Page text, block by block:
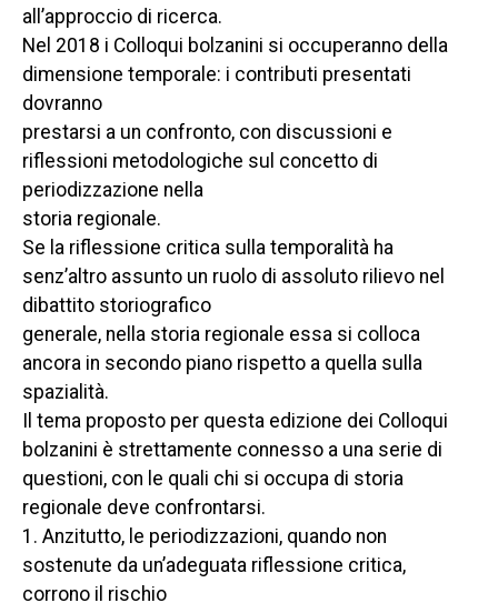
all’approccio di ricerca.
Nel 2018 i Colloqui bolzanini si occuperanno della
dimensione temporale: i contributi presentati
dovranno
prestarsi a un confronto, con discussioni e
riflessioni metodologiche sul concetto di
periodizzazione nella
storia regionale.
Se la riflessione critica sulla temporalità ha
senz’altro assunto un ruolo di assoluto rilievo nel
dibattito storiografico
generale, nella storia regionale essa si colloca
ancora in secondo piano rispetto a quella sulla
spazialità.
Il tema proposto per questa edizione dei Colloqui
bolzanini è strettamente connesso a una serie di
questioni, con le quali chi si occupa di storia
regionale deve confrontarsi.
1. Anzitutto, le periodizzazioni, quando non
sostenute da un’adeguata riflessione critica,
corrono il rischio